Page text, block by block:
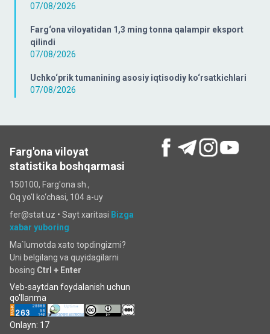
07/08/2026
Farg‘ona viloyatidan 1,3 ming tonna qalampir eksport
qilindi
07/08/2026
Uchko‘prik tumanining asosiy iqtisodiy ko‘rsatkichlari
07/08/2026
Farg'ona viloyat
statistika boshqarmasi
150100, Farg'ona sh.,
Oq yo'l ko‘chаsi, 104 a-uy
fer@stat.uz • Sayt xaritasi Bizga
xabar yuboring
Ma`lumotda xato topdingizmi?
Uni belgilang va quyidagilarni
bosing Ctrl + Enter
Veb-saytdan foydalanish uchun
qo'llanma
Onlayn: 17